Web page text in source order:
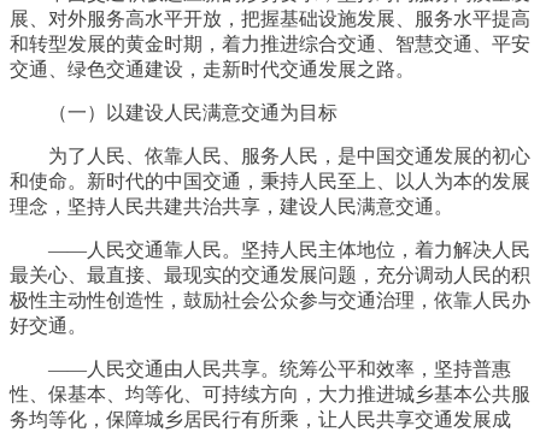
展、对外服务高水平开放，把握基础设施发展、服务水平提高
和转型发展的黄金时期，着力推进综合交通、智慧交通、平安
交通、绿色交通建设，走新时代交通发展之路。
（一）以建设人民满意交通为目标
为了人民、依靠人民、服务人民，是中国交通发展的初心
和使命。新时代的中国交通，秉持人民至上、以人为本的发展
理念，坚持人民共建共治共享，建设人民满意交通。
——人民交通靠人民。坚持人民主体地位，着力解决人民
最关心、最直接、最现实的交通发展问题，充分调动人民的积
极性主动性创造性，鼓励社会公众参与交通治理，依靠人民办
好交通。
——人民交通由人民共享。统筹公平和效率，坚持普惠
性、保基本、均等化、可持续方向，大力推进城乡基本公共服
务均等化，保障城乡居民行有所乘，让人民共享交通发展成